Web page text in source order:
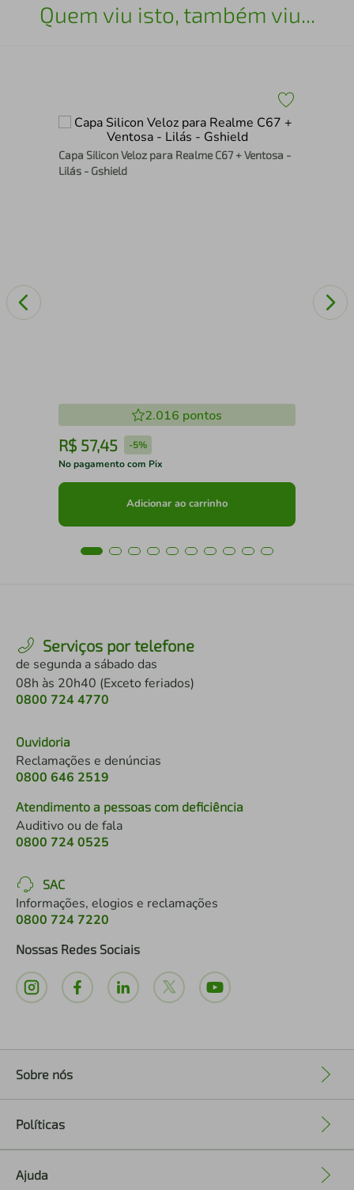
Quem viu isto, também viu...
Capa Silicon Veloz para Realme C67 + Ventosa -
Lilás - Gshield
2.016 pontos
R$ 57,45 -5%
No pagamento com Pix
Adicionar ao carrinho
Serviços por telefone
de segunda a sábado das
08h às 20h40 (Exceto feriados)
0800 724 4770
Ouvidoria
Reclamações e denúncias
0800 646 2519
Atendimento a pessoas com deficiência
Auditivo ou de fala
0800 724 0525
SAC
Informações, elogios e reclamações
0800 724 7220
Nossas Redes Sociais
Sobre nós
Políticas
Ajuda